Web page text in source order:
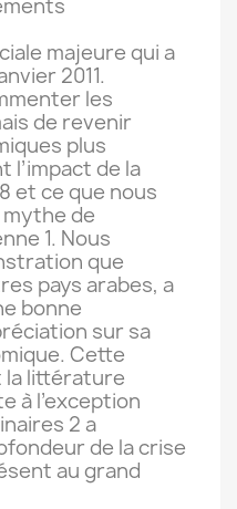
majeure qui a
2011.
les
de revenir
plus
l’impact de la
et ce que nous
de
1. Nous
que
pays arabes, a
bonne
sur sa
Cette
la littérature
à l’exception
2 a
de la crise
au grand